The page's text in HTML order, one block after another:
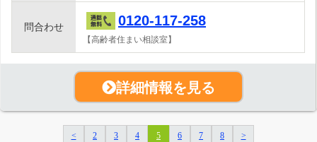
問合わせ 0120-117-258
【高齢者住まい相談室】
詳細情報を見る
< 2 3 4 5 6 7 8 >